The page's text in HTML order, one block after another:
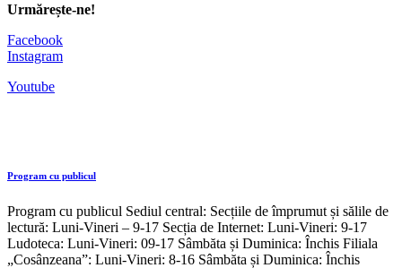
Urmărește-ne!
Facebook
Instagram
Youtube
Program cu publicul
Program cu publicul Sediul central: Secțiile de împrumut și sălile de
lectură: Luni-Vineri – 9-17 Secția de Internet: Luni-Vineri: 9-17
Ludoteca: Luni-Vineri: 09-17 Sâmbăta și Duminica: Închis Filiala
„Cosânzeana”: Luni-Vineri: 8-16 Sâmbăta și Duminica: Închis